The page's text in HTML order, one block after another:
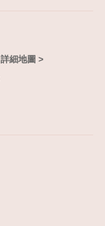
詳細地圖 >